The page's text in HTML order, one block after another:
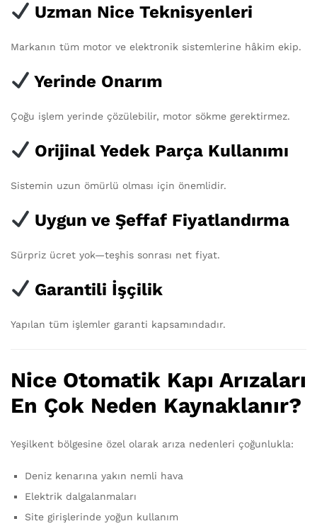
Uzman Nice Teknisyenleri
Markanın tüm motor ve elektronik sistemlerine hâkim ekip.
Yerinde Onarım
Çoğu işlem yerinde çözülebilir, motor sökme gerektirmez.
Orijinal Yedek Parça Kullanımı
Sistemin uzun ömürlü olması için önemlidir.
Uygun ve Şeffaf Fiyatlandırma
Sürpriz ücret yok—teşhis sonrası net fiyat.
Garantili İşçilik
Yapılan tüm işlemler garanti kapsamındadır.
Nice Otomatik Kapı Arızaları
En Çok Neden Kaynaklanır?
Yeşilkent bölgesine özel olarak arıza nedenleri çoğunlukla:
Deniz kenarına yakın nemli hava
Elektrik dalgalanmaları
Site girişlerinde yoğun kullanım